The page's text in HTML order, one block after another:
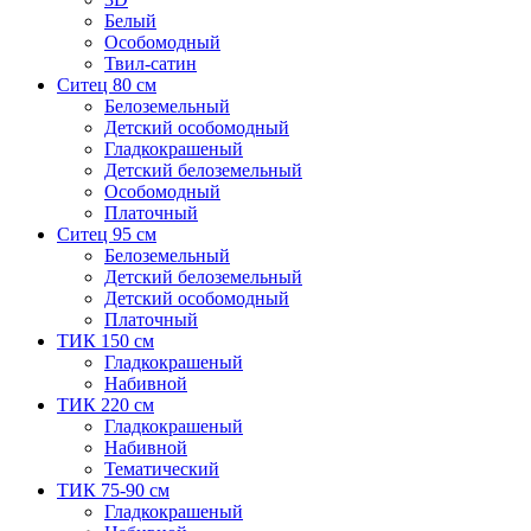
Белый
Особомодный
Твил-сатин
Ситец 80 см
Белоземельный
Детский особомодный
Гладкокрашеный
Детский белоземельный
Особомодный
Платочный
Ситец 95 см
Белоземельный
Детский белоземельный
Детский особомодный
Платочный
ТИК 150 см
Гладкокрашеный
Набивной
ТИК 220 см
Гладкокрашеный
Набивной
Тематический
ТИК 75-90 см
Гладкокрашеный